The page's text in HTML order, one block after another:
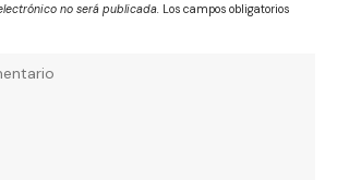
no será publicada. Los campos obligatorios